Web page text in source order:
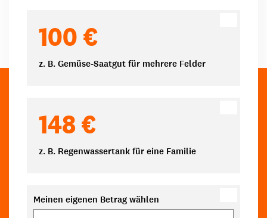
100 €
z. B. Gemüse-Saatgut für mehrere Felder
148 €
z. B. Regenwassertank für eine Familie
Meinen eigenen Betrag wählen